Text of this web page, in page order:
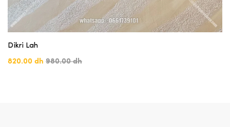
Dikri Lah
820.00 dh 980.00 dh